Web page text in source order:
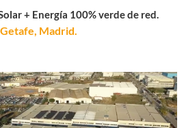
+ Energía 100% verde de red.
Getafe, Madrid.